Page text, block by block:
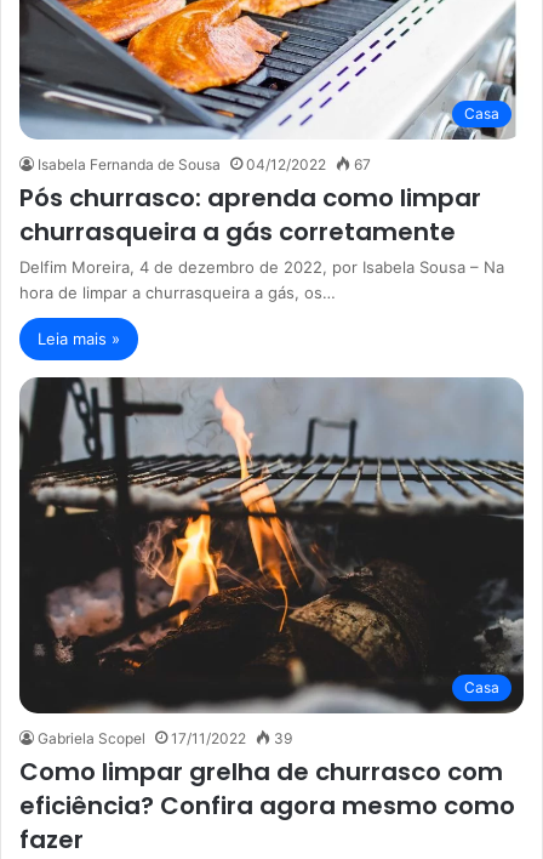
Casa
Isabela Fernanda de Sousa 04/12/2022 67
Pós churrasco: aprenda como limpar
churrasqueira a gás corretamente
Delfim Moreira, 4 de dezembro de 2022, por Isabela Sousa – Na
hora de limpar a churrasqueira a gás, os…
Leia mais »
Casa
Gabriela Scopel 17/11/2022 39
Como limpar grelha de churrasco com
eficiência? Confira agora mesmo como
fazer